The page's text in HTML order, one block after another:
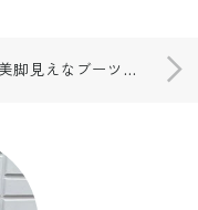
GU美脚見えなブーツ👢🖤🖤